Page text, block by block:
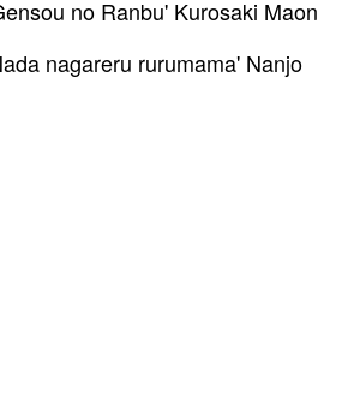
no Ranbu' Kurosaki Maon
nagareru rurumama' Nanjo